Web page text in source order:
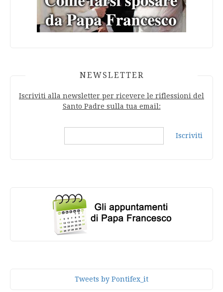
NEWSLETTER
Iscriviti alla newsletter per ricevere le riflessioni del
Santo Padre sulla tua email:
Iscriviti
Tweets by Pontifex_it